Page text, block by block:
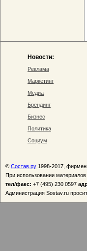
Новости:
Реклама
Маркетинг
Медиа
Брендинг
Бизнес
Политика
Социум
© Состав.ру 1998-2017,
При использовании
тел/факс: +7 (495) 230 0597
Администрация Sostav.ru